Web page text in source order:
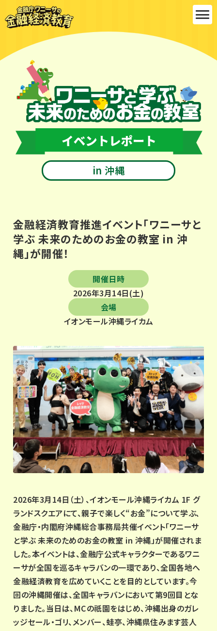
金融庁ワ
ニーサの
金融経済
教育
ワニーサと学ぶ 未来のためのお金の教
室
イベントレポート
in 沖縄
金融経済教育推進イベント「ワニーサと
学ぶ 未来のためのお金の教室 in 沖
縄」が開催！
開催日時
2026年3月14日(土)
会場
イオンモール沖縄ライカム
2026年3月14日（土）、イオンモール沖縄ライカム 1F グ
ランドスクエアにて、親子で楽しく“お金”について学ぶ、
金融庁・内閣府沖縄総合事務局共催イベント「ワニーサ
と学ぶ 未来のためのお金の教室 in 沖縄」が開催されま
した。本イベントは、金融庁公式キャラクターであるワニ
ーサが全国を巡るキャラバンの一環であり、全国各地へ
金融経済教育を広めていくことを目的としています。今
回の沖縄開催は、全国キャラバンにおいて第9回目とな
りました。当日は、MCの祇園をはじめ、沖縄出身のガレ
ッジセール・ゴリ、メンバー、蛙亭、沖縄県住みます芸人